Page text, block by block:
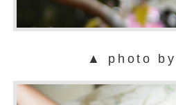
▲ photo by